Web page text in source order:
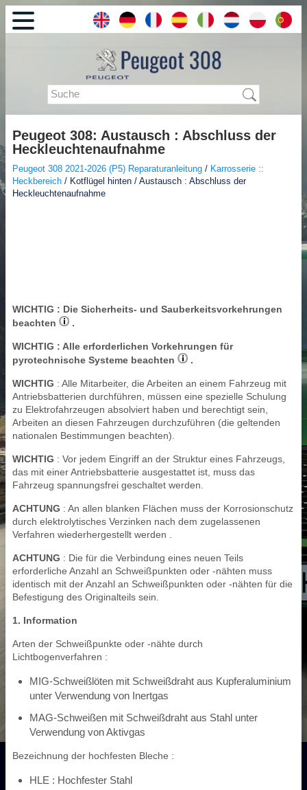
Peugeot 308: Austausch : Abschluss der
Heckleuchtenaufnahme
Peugeot 308 2021-2026 (P5) Reparaturanleitung / Karrosserie ::
Heckbereich / Kotflügel hinten / Austausch : Abschluss der
Heckleuchtenaufnahme
WICHTIG : Die Sicherheits- und Sauberkeitsvorkehrungen
beachten
.
WICHTIG : Alle erforderlichen Vorkehrungen für
pyrotechnische Systeme beachten
.
WICHTIG : Alle Mitarbeiter, die Arbeiten an einem Fahrzeug mit
Antriebsbatterien durchführen, müssen eine spezielle Schulung
zu Elektrofahrzeugen absolviert haben und berechtigt sein,
Arbeiten an diesen Fahrzeugen durchzuführen (die geltenden
nationalen Bestimmungen beachten).
WICHTIG : Vor jedem Eingriff an der Struktur eines Fahrzeugs,
das mit einer Antriebsbatterie ausgestattet ist, muss das
Fahrzeug spannungsfrei geschaltet werden.
ACHTUNG : An allen blanken Flächen muss der Korrosionschutz
durch elektrolytisches Verzinken nach dem zugelassenen
Verfahren wiederhergestellt werden .
ACHTUNG : Die für die Verbindung eines neuen Teils
erforderliche Anzahl an Schweißpunkten oder -nähten muss
identisch mit der Anzahl an Schweißpunkten oder -nähten für die
Befestigung des Originalteils sein.
1. Information
Arten der Schweißpunkte oder -nähte durch
Lichtbogenverfahren :
MIG-Schweißlöten mit Schweißdraht aus Kupferaluminium
unter Verwendung von Inertgas
MAG-Schweißen mit Schweißdraht aus Stahl unter
Verwendung von Aktivgas
Bezeichnung der hochfesten Bleche :
HLE : Hochfester Stahl